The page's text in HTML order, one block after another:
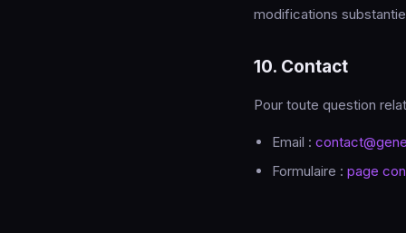
modifications
10. Contact
Pour toute question
Email :
Formulaire : page